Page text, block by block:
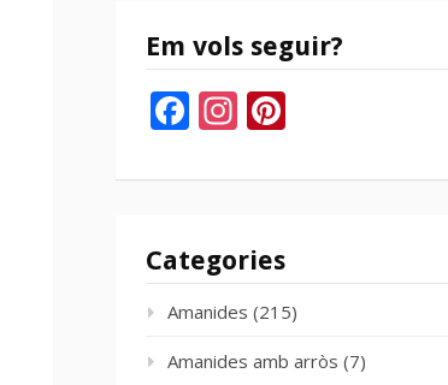
Em vols seguir?
Facebook
Instagram
Categories
Amanides (215)
Amanides amb arròs (7)